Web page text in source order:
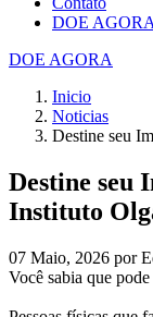
DOE AGORA
DOE AGORA
Inicio
Noticias
Destine seu
Destine seu
Instituto
07 Maio, 2026 por
Você sabia que